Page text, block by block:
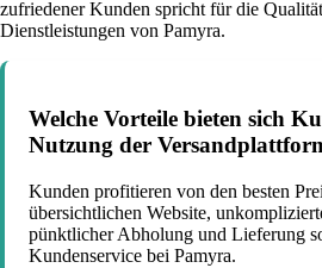
zufriedener Kunden spricht für die
Dienstleistungen von Pamyra.
Welche Vorteile bieten sich
Nutzung der
Kunden profitieren von den besten
übersichtlichen Website,
pünktlicher Abholung und Lieferung
Kundenservice bei Pamyra.